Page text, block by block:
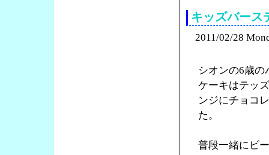
キッズバース
2011/02/28
シオンの6歳
ケーキはテッ
ンジにチョコ
た。
普段一緒にビ